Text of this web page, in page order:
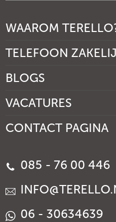
WAAROM
TELEFOON
BLOGS
VACATURES
CONTACT PAGINA
085 - 76 00 446
06 - 30634639